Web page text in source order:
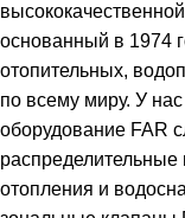
основанный в 1974
отопительных,
по всему миру. У
оборудование FAR
распределительные
отопления и